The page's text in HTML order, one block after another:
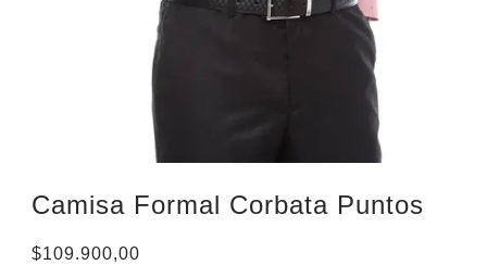
Camisa Formal Corbata Puntos
$109.900,00